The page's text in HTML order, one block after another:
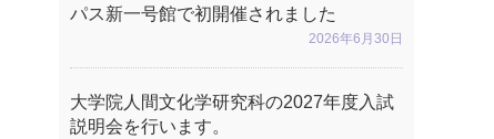
2026年6月30日
パス新一号館で初開催されました
大学院人間文化学研究科の2027年度入試
説明会を行います。